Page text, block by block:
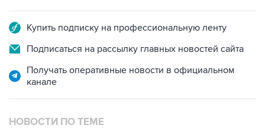
Купить подписку на профессиональную ленту
Подписаться на рассылку главных новостей сайта
Получать оперативные новости в официальном
канале
НОВОСТИ ПО ТЕМЕ